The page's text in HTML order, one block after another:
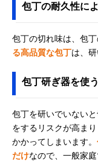
包丁の耐久性に
包丁の切れ味は、包
る高品質な包丁は、
包丁研ぎ器を使
包丁を研いでいない
をするリスクが高ま
かかってしまいます。
だけなので、一般家